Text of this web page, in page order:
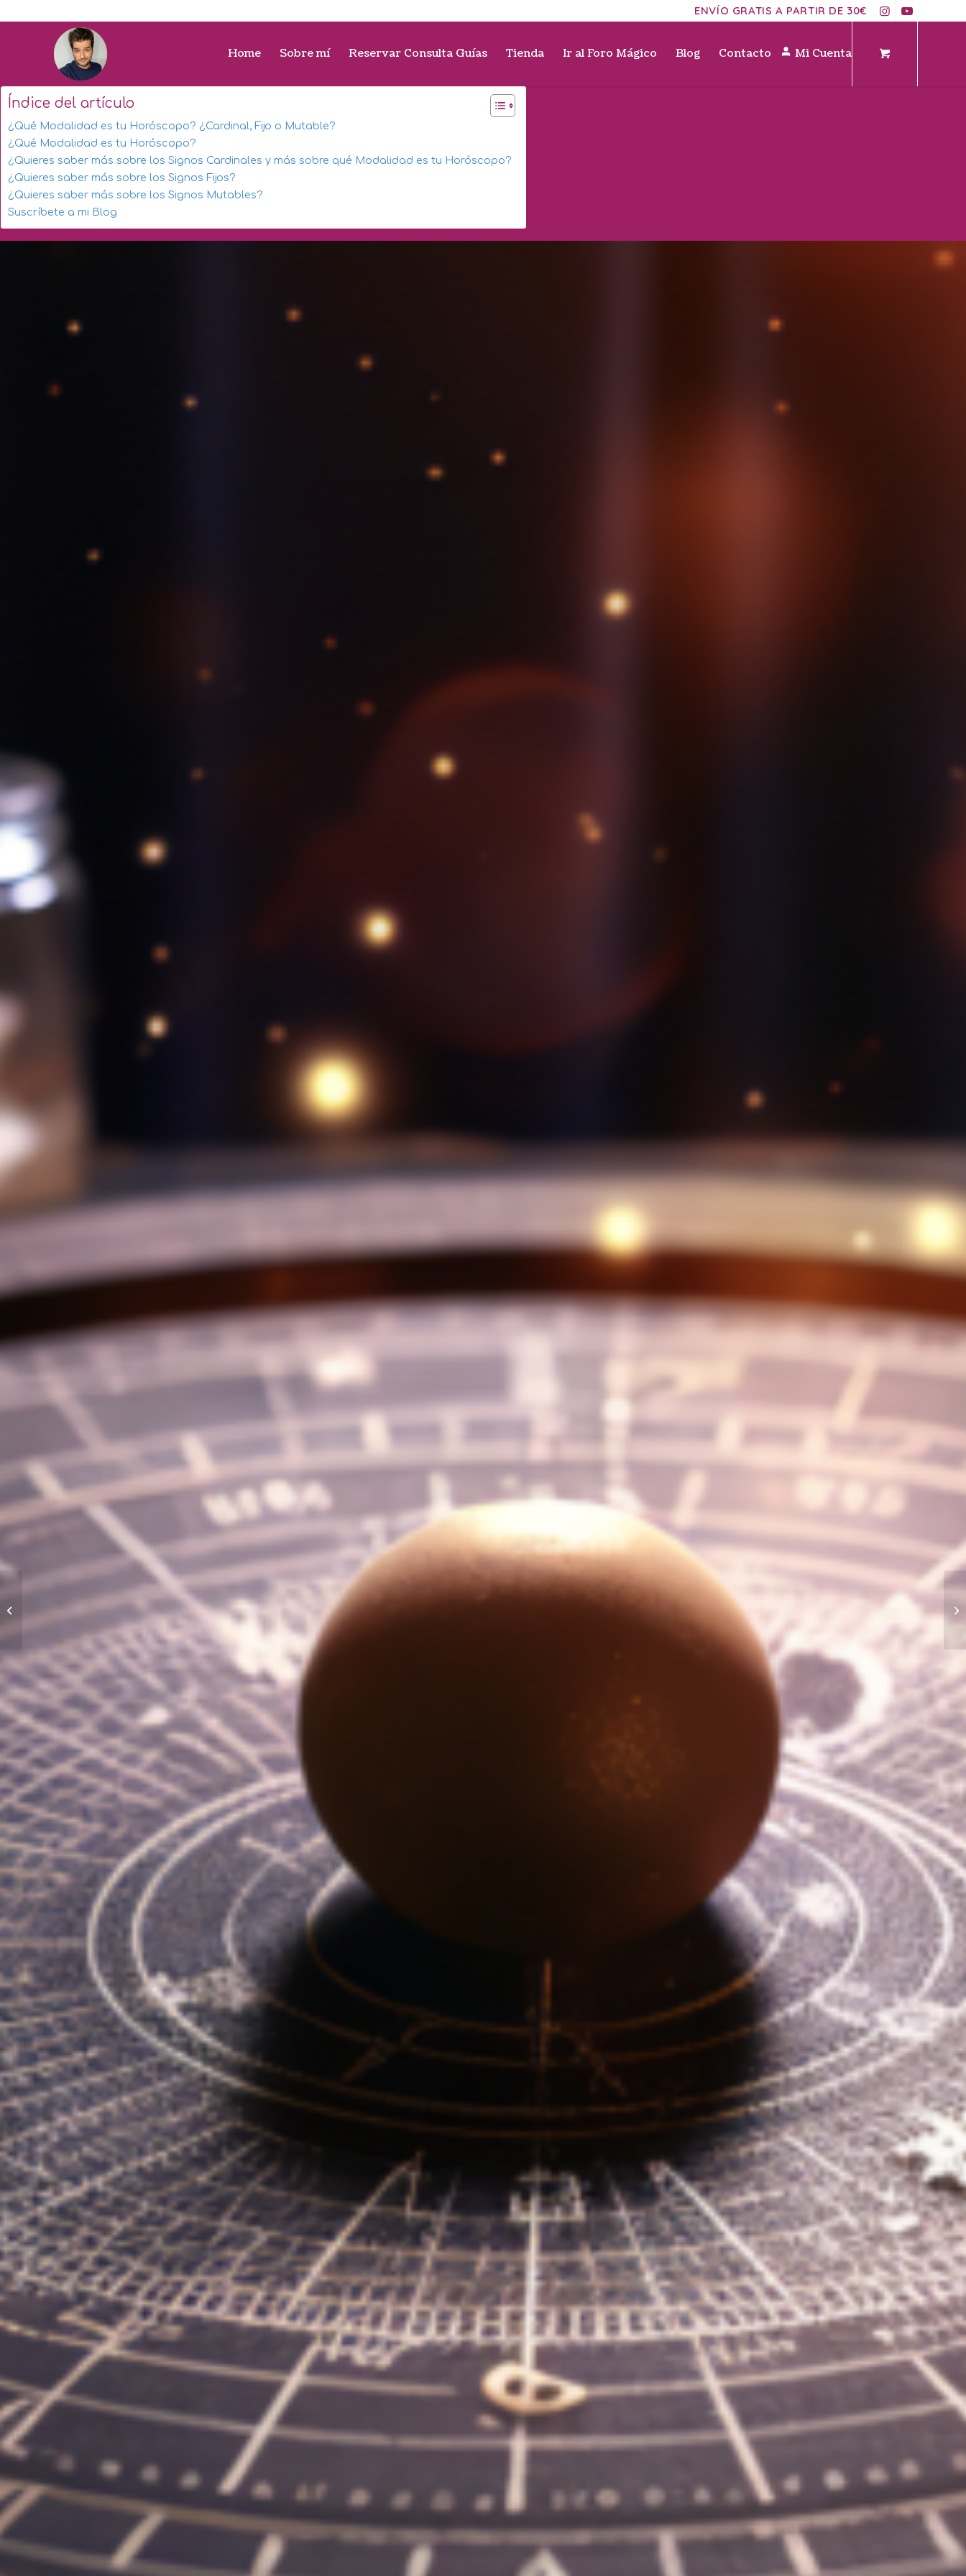
ENVÍO GRATIS A PARTIR DE 30€
Home Sobre mí Reservar Consulta Guías Tienda Ir al Foro Mágico Blog Contacto Mi Cuenta
Índice del artículo
¿Qué Modalidad es tu Horóscopo? ¿Cardinal, Fijo o Mutable?
¿Qué Modalidad es tu Horóscopo?
¿Quieres saber más sobre los Signos Cardinales y más sobre qué Modalidad es tu Horóscopo?
¿Quieres saber más sobre los Signos Fijos?
¿Quieres saber más sobre los Signos Mutables?
Suscríbete a mi Blog
según tu Signo